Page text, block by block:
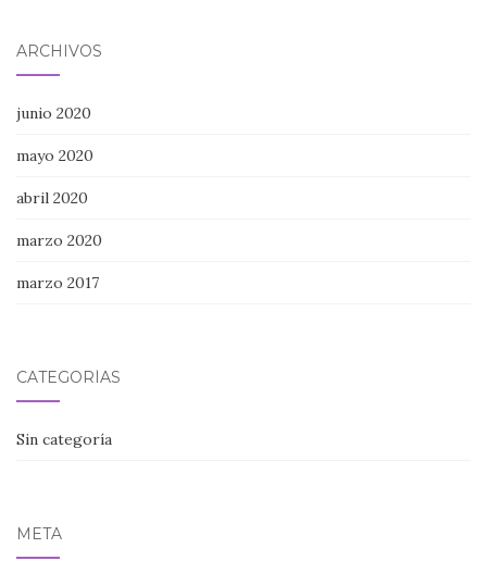
ARCHIVOS
junio 2020
mayo 2020
abril 2020
marzo 2020
marzo 2017
CATEGORÍAS
Sin categoría
META